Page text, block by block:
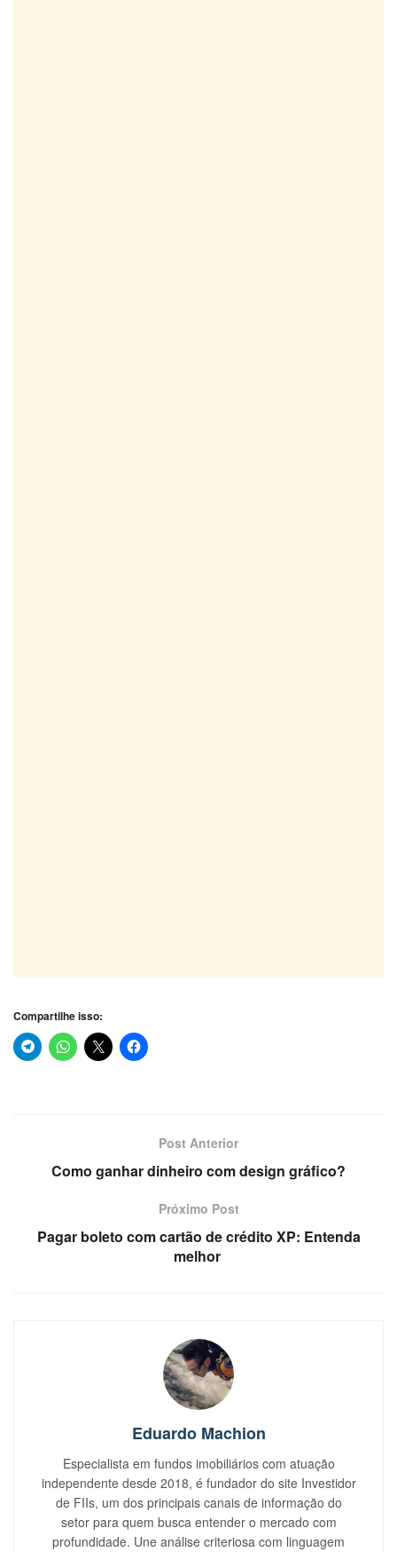
Compartilhe isso:
Post Anterior
Como ganhar dinheiro com design gráfico?
Próximo Post
Pagar boleto com cartão de crédito XP: Entenda
melhor
Eduardo Machion
Especialista em fundos imobiliários com atuação
independente desde 2018, é fundador do site Investidor
de FIIs, um dos principais canais de informação do
setor para quem busca entender o mercado com
profundidade. Une análise criteriosa com linguagem